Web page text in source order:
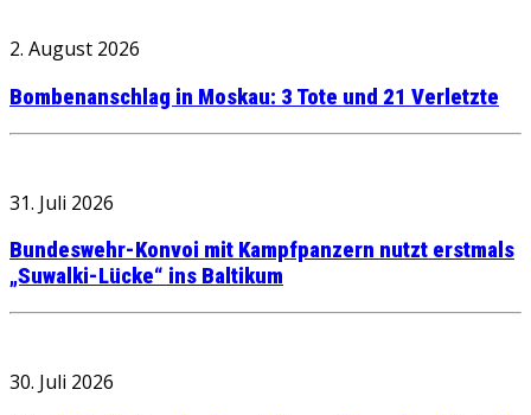
2. August 2026
Bombenanschlag in Moskau: 3 Tote und 21 Verletzte
31. Juli 2026
Bundeswehr-Konvoi mit Kampfpanzern nutzt erstmals
„Suwalki-Lücke“ ins Baltikum
30. Juli 2026